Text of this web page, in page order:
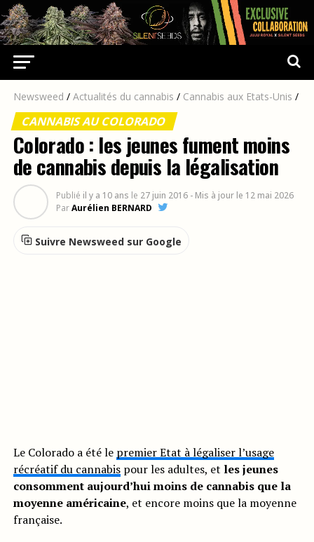
Newsweed / Actualités du cannabis / Cannabis aux Etats-Unis /
CANNABIS AU COLORADO
Colorado : les jeunes fument moins
de cannabis depuis la légalisation
Publié il y a 10 ans le 27 juin 2016 - Mis à jour le 12 mai 2026
ParAurélien BERNARD
Suivre Newsweed sur Google
Le Colorado a été le premier Etat à légaliser l’usage
récréatif du cannabispour les adultes, et les jeunes
consomment aujourd’hui moins de cannabis que la
moyenne américaine, et encore moins que la moyenne
française.